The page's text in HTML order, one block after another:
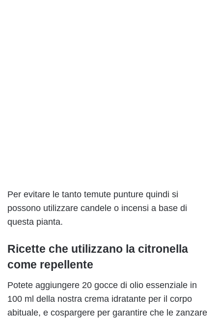
Per evitare le tanto temute punture quindi si
possono utilizzare candele o incensi a base di
questa pianta.
Ricette che utilizzano la citronella
come repellente
Potete aggiungere 20 gocce di olio essenziale in
100 ml della nostra crema idratante per il corpo
abituale, e cospargere per garantire che le zanzare